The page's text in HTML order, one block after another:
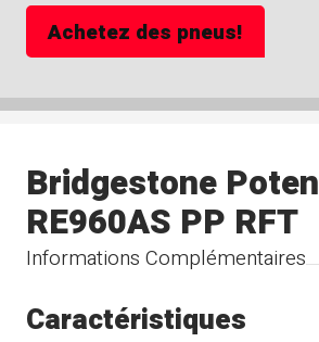
Achetez des pneus!
Informations Complémentaires
Bridgestone
RE960AS PP RFT
Caractéristiques